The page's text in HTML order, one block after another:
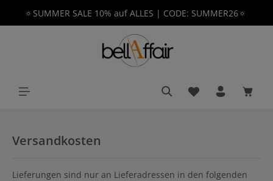
springen
🔅SUMMER SALE 10% auf ALLES | CODE: SUMMER26🔅
Du hast 0
Versandkosten
Lieferungen sind nur an Lieferadressen in den folgenden